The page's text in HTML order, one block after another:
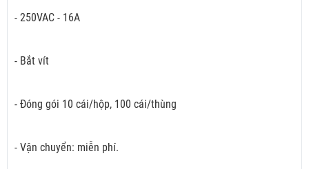
- 250VAC - 16A
- Bắt vít
- Đóng gói 10 cái/hộp, 100 cái/thùng
- Vận chuyển: miễn phí.